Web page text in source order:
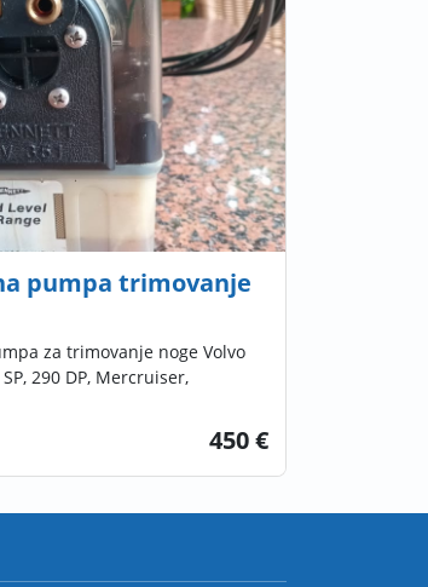
pumpa trimovanje
za trimovanje noge Volvo
290 DP, Mercruiser,
450 €